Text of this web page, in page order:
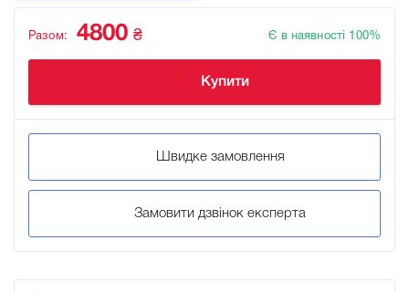
Є в наявності 100%
Разом: 4800 ₴
Купити
Швидке замовлення
Замовити дзвінок експерта